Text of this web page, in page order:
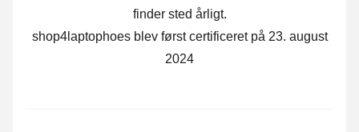
finder sted årligt.
shop4laptophoes blev først certificeret på 23. august
2024